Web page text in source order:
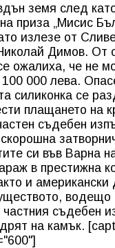
земя след
приза „Мисис
излезе от
Димов. От
ожалиха, че не
000 лева.
силиконка се
плащането на
съдебен
си във Варна
в престижна
и
водещо
съдебен
на камък.